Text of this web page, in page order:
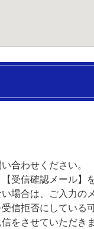
合わせください。
受信確認メール】
場合は、ご入力
信拒否にしている
をさせていただきま